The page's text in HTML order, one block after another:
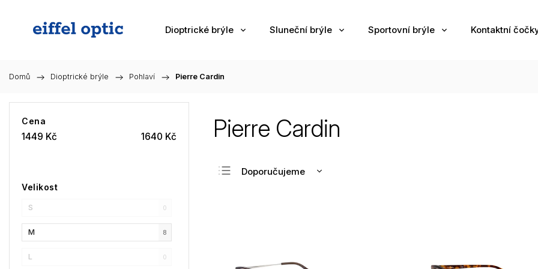
Dioptrické brýle Sluneční brýle Sportovní brýle Kontaktní
Domů / Dioptrické brýle / Pohlaví / Pierre Cardin
Cena
1449 Kč 1640 Kč
Velikost
S 0
M 8
L 0
Pierre Cardin
Doporučujeme